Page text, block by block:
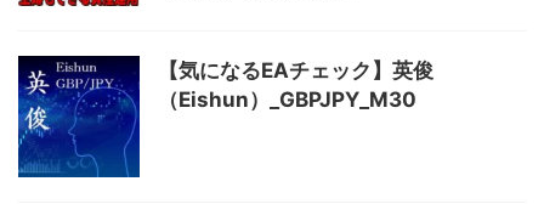
【気になるEAチェック】英俊
（Eishun）_GBPJPY_M30